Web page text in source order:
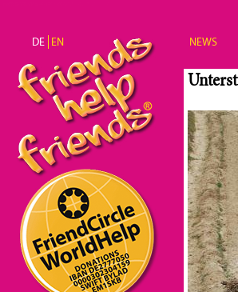
DE EN NEWS